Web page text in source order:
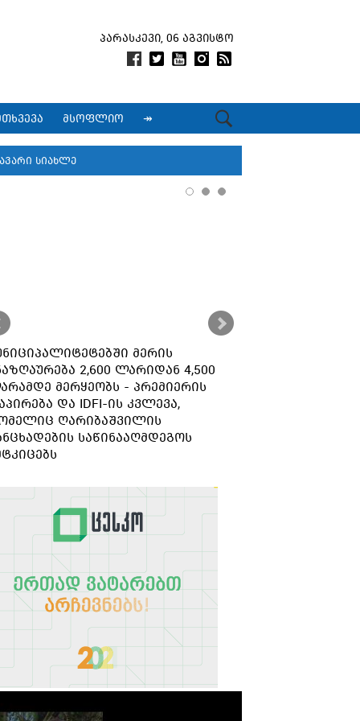
პარასკევი, 06 აგვისტო
მსოფლიო ↠
სიახლე
მერის
2,600 ლარიდან 4,500
მერყეობს - პრემიერის
და IDFI-ის კვლევა,
ღარიბაშვილის
საწინააღმდეგოს